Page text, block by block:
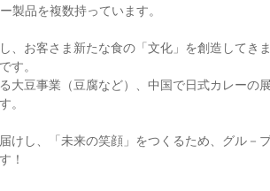
製品を複数持っています。
、お客さま新たな食の「文化」を創造してき
す。
大豆事業（豆腐など）、中国で日式カレーの
。
けし、「未来の笑顔」をつくるため、グル－プ
！